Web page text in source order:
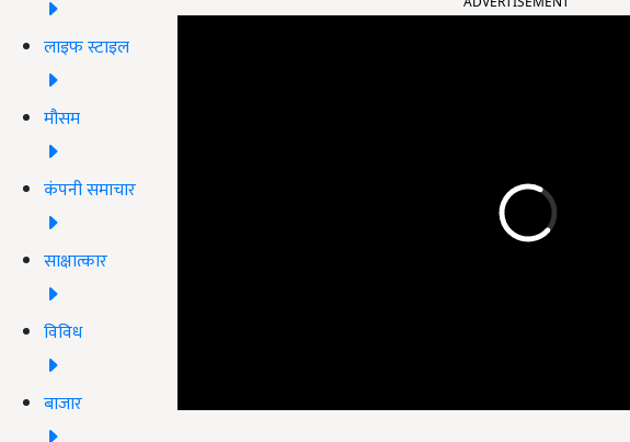
लाइफ स्टाइल
मौसम
कंपनी समाचार
साक्षात्कार
विविध
बाजार